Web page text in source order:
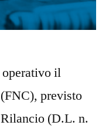
il
previsto
(D.L. n.